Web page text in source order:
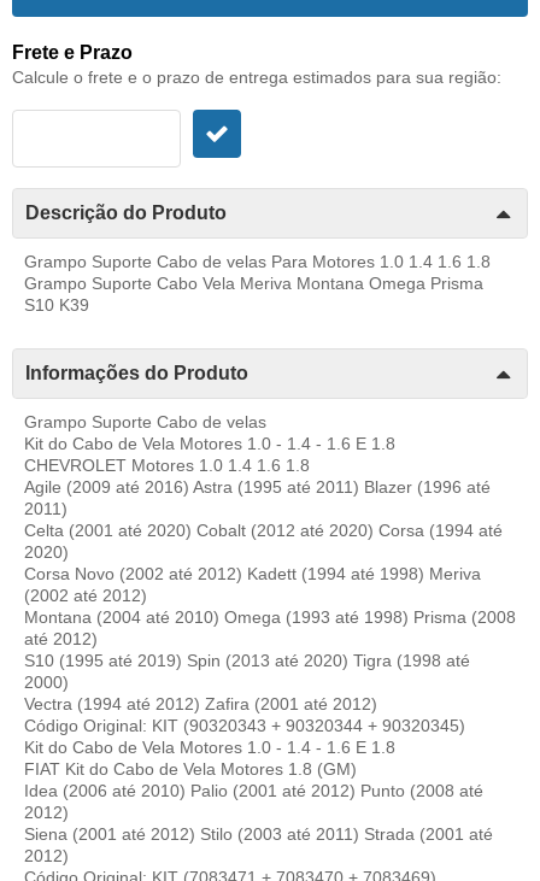
Frete e Prazo
Calcule o frete e o prazo de entrega estimados para sua região:
Descrição do Produto
Grampo Suporte Cabo de velas Para Motores 1.0 1.4 1.6 1.8
Grampo Suporte Cabo Vela Meriva Montana Omega Prisma
S10 K39
Informações do Produto
Grampo Suporte Cabo de velas
Kit do Cabo de Vela Motores 1.0 - 1.4 - 1.6 E 1.8
CHEVROLET Motores 1.0 1.4 1.6 1.8
Agile (2009 até 2016) Astra (1995 até 2011) Blazer (1996 até
2011)
Celta (2001 até 2020) Cobalt (2012 até 2020) Corsa (1994 até
2020)
Corsa Novo (2002 até 2012) Kadett (1994 até 1998) Meriva
(2002 até 2012)
Montana (2004 até 2010) Omega (1993 até 1998) Prisma (2008
até 2012)
S10 (1995 até 2019) Spin (2013 até 2020) Tigra (1998 até
2000)
Vectra (1994 até 2012) Zafira (2001 até 2012)
Código Original: KIT (90320343 + 90320344 + 90320345)
Kit do Cabo de Vela Motores 1.0 - 1.4 - 1.6 E 1.8
FIAT Kit do Cabo de Vela Motores 1.8 (GM)
Idea (2006 até 2010) Palio (2001 até 2012) Punto (2008 até
2012)
Siena (2001 até 2012) Stilo (2003 até 2011) Strada (2001 até
2012)